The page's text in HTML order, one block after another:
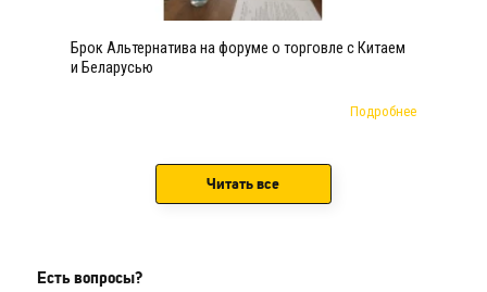
Брок Альтернатива на форуме о торговле с Китаем
и Беларусью
Подробнее
Читать все
Есть вопросы?